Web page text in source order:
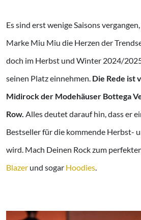
Es sind erst wenige Saisons
Marke Miu Miu die Herzen der
doch im Herbst und Winter 2024/
seinen Platz einnehmen. Die Rede ist
Midirock der Modehäuser Bottega
Row. Alles deutet darauf hin, dass er
Bestseller für die kommende Herbst-
wird. Mach Deinen Rock zum
Blazer und sogar Hoodies